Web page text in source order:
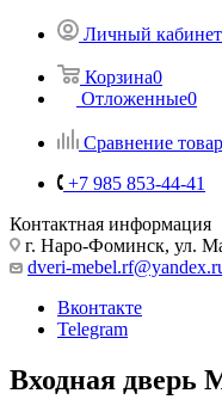
Личный кабинет
Корзина0
Отложенные0
Сравнение
+7 985 853-44-41
Контактная информация
г. Наро-Фоминск, ул.
dveri-
Вконтакте
Telegram
Входная дверь